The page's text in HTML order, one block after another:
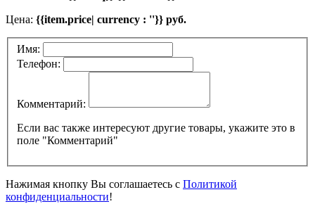
Цена: {{item.price| currency : ''}} руб.
Имя:
Телефон:
Комментарий:
Если вас также интересуют другие товары, укажите это в
поле "Комментарий"
Нажимая кнопку Вы соглашаетесь с Политикой
конфиденциальности!